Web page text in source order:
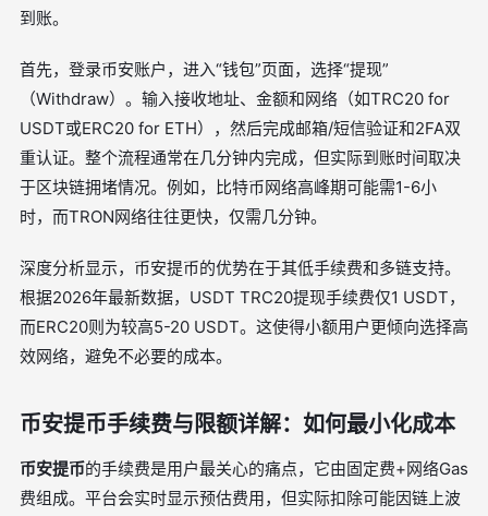
到账。
首先，登录币安账户，进入“钱包”页面，选择“提现”
（Withdraw）。输入接收地址、金额和网络（如TRC20 for
USDT或ERC20 for ETH），然后完成邮箱/短信验证和2FA双
重认证。整个流程通常在几分钟内完成，但实际到账时间取决
于区块链拥堵情况。例如，比特币网络高峰期可能需1-6小
时，而TRON网络往往更快，仅需几分钟。
深度分析显示，币安提币的优势在于其低手续费和多链支持。
根据2026年最新数据，USDT TRC20提现手续费仅1 USDT，
而ERC20则为较高5-20 USDT。这使得小额用户更倾向选择高
效网络，避免不必要的成本。
币安提币手续费与限额详解：如何最小化成本
币安提币的手续费是用户最关心的痛点，它由固定费+网络Gas
费组成。平台会实时显示预估费用，但实际扣除可能因链上波